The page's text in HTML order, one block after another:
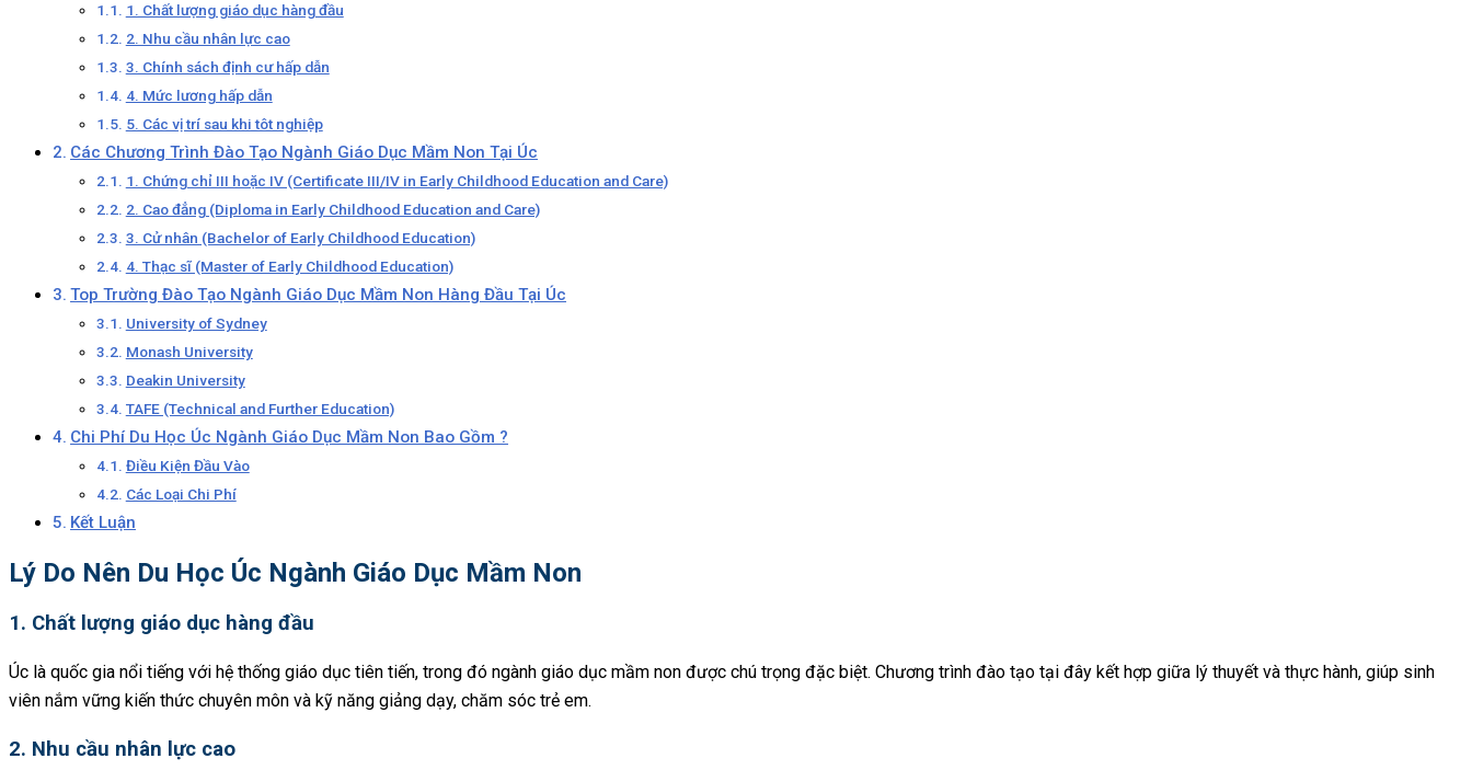
1. Chất lượng giáo dục hàng đầu
2. Nhu cầu nhân lực cao
3. Chính sách định cư hấp dẫn
4. Mức lương hấp dẫn
5. Các vị trí sau khi tôt nghiệp
Các Chương Trình Đào Tạo Ngành Giáo Dục Mầm Non Tại Úc
1. Chứng chỉ III hoặc IV (Certificate III/IV in Early Childhood Education and Care)
2. Cao đẳng (Diploma in Early Childhood Education and Care)
3. Cử nhân (Bachelor of Early Childhood Education)
4. Thạc sĩ (Master of Early Childhood Education)
Top Trường Đào Tạo Ngành Giáo Dục Mầm Non Hàng Đầu Tại Úc
University of Sydney
Monash University
Deakin University
TAFE (Technical and Further Education)
Chi Phí Du Học Úc Ngành Giáo Dục Mầm Non Bao Gồm ?
Điều Kiện Đầu Vào
Các Loại Chi Phí
Kết Luận
Lý Do Nên Du Học Úc Ngành Giáo Dục Mầm Non
1. Chất lượng giáo dục hàng đầu
Úc là quốc gia nổi tiếng với hệ thống giáo dục tiên tiến, trong đó ngành giáo dục mầm non được chú trọng đặc biệt. Chương trình đào tạo tại đây kết hợp giữa lý thuyết và thực hành, giúp sinh
viên nắm vững kiến thức chuyên môn và kỹ năng giảng dạy, chăm sóc trẻ em.
2. Nhu cầu nhân lực cao